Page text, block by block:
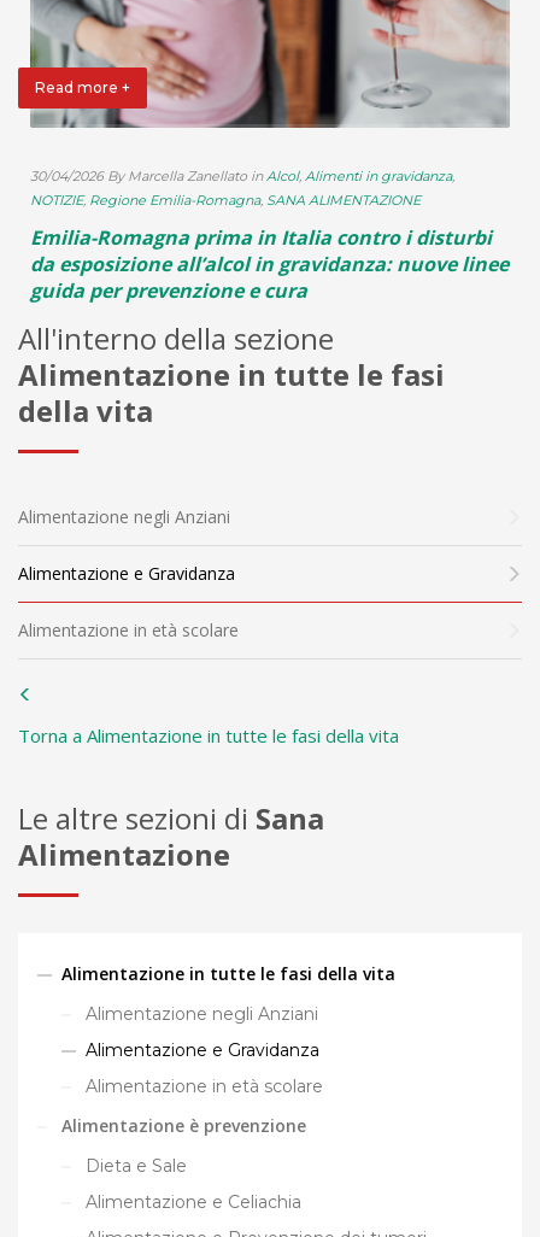
Read more +
30/04/2026 By Marcella Zanellato inAlcol, Alimenti in gravidanza,
NOTIZIE, Regione Emilia-Romagna, SANA ALIMENTAZIONE
Emilia-Romagna prima in Italia contro i disturbi
da esposizione all’alcol in gravidanza: nuove linee
guida per prevenzione e cura
All'interno della sezione
Alimentazione in tutte le fasi
della vita
Alimentazione negli Anziani
Alimentazione e Gravidanza
Alimentazione in età scolare
Torna a Alimentazione in tutte le fasi della vita
Le altre sezioni di Sana
Alimentazione
Alimentazione in tutte le fasi della vita
Alimentazione negli Anziani
Alimentazione e Gravidanza
Alimentazione in età scolare
Alimentazione è prevenzione
Dieta e Sale
Alimentazione e Celiachia